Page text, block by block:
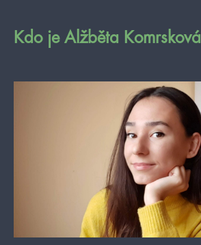
Kdo je Alžběta Komrsková